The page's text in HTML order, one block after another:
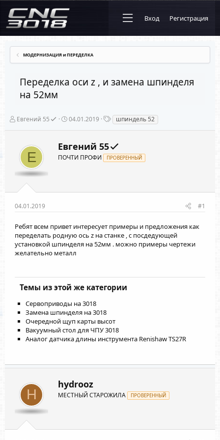
Вход Регистрация
МОДЕРНИЗАЦИЯ и ПЕРЕДЕЛКА
Переделка оси z , и замена шпинделя
на 52мм
А
м
Евгений 55
Д
н
а
04.01.2019
Т
е
шпиндель 52
Е
Евгений 55
ПОЧТИ ПРОФИ ПРОВЕРЕННЫЙ
04.01.2019 #1
Ребят всем привет интересует примеры и предложения как
переделать родную ось z на станке , с посдедующей
установкой шпинделя на 52мм . можно примеры чертежи
желательно металл
Темы из этой же категории
Сервоприводы на 3018
Замена шпинделя на 3018
Очередной щуп карты высот
Вакуумный стол для ЧПУ 3018
Аналог датчика длины инструмента Renishaw TS27R
H
hydrooz
МЕСТНЫЙ СТАРОЖИЛА ПРОВЕРЕННЫЙ